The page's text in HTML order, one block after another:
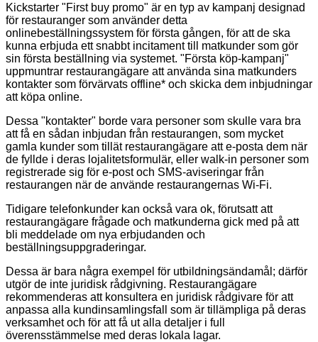
Kickstarter "First buy promo" är en typ av kampanj designad
för restauranger som använder detta
onlinebeställningssystem för första gången, för att de ska
kunna erbjuda ett snabbt incitament till matkunder som gör
sin första beställning via systemet. "Första köp-kampanj"
uppmuntrar restaurangägare att använda sina matkunders
kontakter som förvärvats offline* och skicka dem inbjudningar
att köpa online.
Dessa "kontakter" borde vara personer som skulle vara bra
att få en sådan inbjudan från restaurangen, som mycket
gamla kunder som tillät restaurangägare att e-posta dem när
de fyllde i deras lojalitetsformulär, eller walk-in personer som
registrerade sig för e-post och SMS-aviseringar från
restaurangen när de använde restaurangernas Wi-Fi.
Tidigare telefonkunder kan också vara ok, förutsatt att
restaurangägare frågade och matkunderna gick med på att
bli meddelade om nya erbjudanden och
beställningsuppgraderingar.
Dessa är bara några exempel för utbildningsändamål; därför
utgör de inte juridisk rådgivning. Restaurangägare
rekommenderas att konsultera en juridisk rådgivare för att
anpassa alla kundinsamlingsfall som är tillämpliga på deras
verksamhet och för att få ut alla detaljer i full
överensstämmelse med deras lokala lagar.